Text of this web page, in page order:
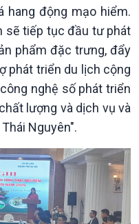
đảo Việt Nam
tình biên giới và hải
hiểu biển, đảo Việt
Nam
hang động mạo hiểm.
sẽ tiếp tục đầu tư phát
phẩm đặc trưng, đẩy
phát triển du lịch cộng
nghệ số phát triển
lượng và dịch vụ và
Nguyên".